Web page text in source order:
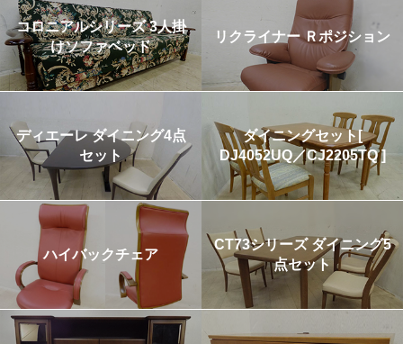
コロニアルシリーズ 3人掛
けソファベッド
リクライナー Ｒポジション
ディエーレ ダイニング4点
セット
ダイニングセット[
DJ4052UQ／CJ2205TQ ]
ハイバックチェア
CT73シリーズ ダイニング5
点セット